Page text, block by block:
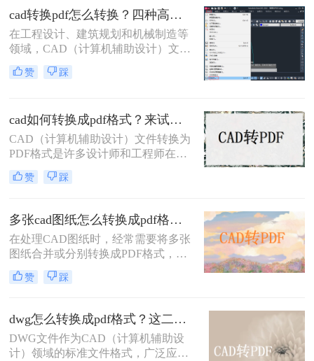
本文将介绍三种将CAD图纸转换为
PDF的方法。
cad转换pdf怎么转换？四种高效方法详解，轻松搞定格式转换！
在工程设计、建筑规划和机械制造等
领域，CAD（计算机辅助设计）文件
是承载核心设计思想的数字载体。然
而，当需要向客户展示方案、进行图
原因在于，对方可能没有安装相应的
CAD软件，或者软件版本不兼容导致
显示错误，更存在被无意中修改的风
赞 踩
cad如何转换成pdf格式？来试试这三种方法吧！
CAD（计算机辅助设计）文件转换为
PDF格式是许多设计师和工程师在日
常工作中经常遇到的需求。PDF格式
因其跨平台兼容性和不可编辑性，成
那么CAD如何转换成PDF格式呢？本
文将介绍四种将CAD文件转换为PDF
格式的方法。
赞 踩
多张cad图纸怎么转换成pdf格式？二种实用方法详解！
在处理CAD图纸时，经常需要将多张
图纸合并或分别转换成PDF格式，以
便于分享、存档或打印。那么多张cad
图纸怎么转换成pdf格式呢？本文将介
有效方法，帮助您更轻松地管理和分
发您的设计成果。
赞 踩
dwg怎么转换成pdf格式？这二种方法可以试试！
DWG文件作为CAD（计算机辅助设
计）领域的标准文件格式，广泛应用